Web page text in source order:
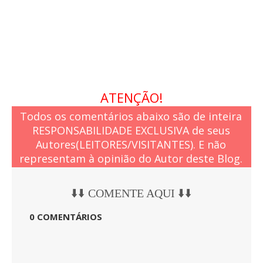
ATENÇÃO!
Todos os comentários abaixo são de inteira
RESPONSABILIDADE EXCLUSIVA de seus
Autores(LEITORES/VISITANTES). E não
representam à opinião do Autor deste Blog.
⬇️⬇️ COMENTE AQUI ⬇️⬇️
0 COMENTÁRIOS